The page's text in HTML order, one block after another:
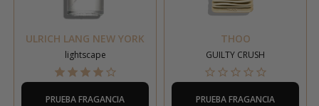
ULRICH LANG NEW YORK
lightscape
PRUEBA FRAGANCIA
THOO
GUILTY CRUSH
PRUEBA FRAGANCIA